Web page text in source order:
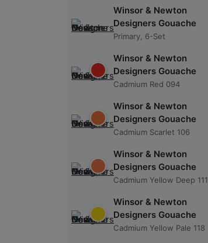
Winsor & Newton
Designers Gouache
Primary, 6-Set
Winsor & Newton
Designers Gouache
Cadmium Red 094
Winsor & Newton
Designers Gouache
Cadmium Scarlet 106
Winsor & Newton
Designers Gouache
Cadmium Yellow Deep 111
Winsor & Newton
Designers Gouache
Cadmium Yellow Pale 118